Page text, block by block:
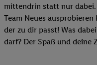
mittendrin statt nur
Team Neues
der zu dir passt! Was
darf? Der Spaß und deine